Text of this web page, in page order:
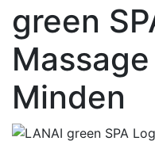
green
Minden